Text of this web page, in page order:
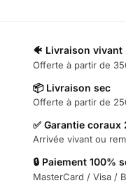
🐠 Livraison vivant
Offerte à partir de
📦 Livraison sec
Offerte à partir de
✅ Garantie coraux
Arrivée vivant ou
🔒 Paiement 100%
MasterCard / Visa /